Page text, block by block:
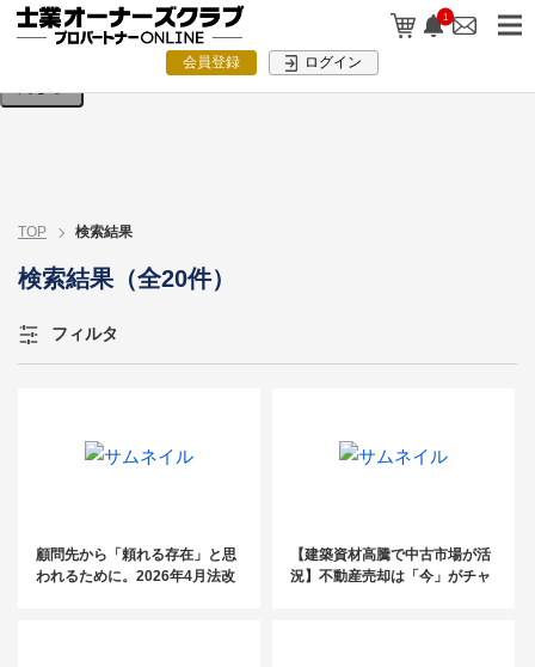
1
会員登録 ログイン
検索条件を入力してください。
TOP 検索結果
検索結果（全20件）
フィルタ
顧問先から「頼れる存在」と思
われるために。2026年4月法改
【建築資材高騰で中古市場が活
況】不動産売却は「今」がチャ